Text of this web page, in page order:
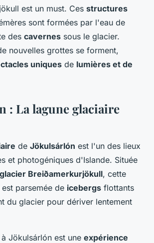
est un must. Ces structures
sont formées par l'eau de
des cavernes sous le glacier.
nouvelles grottes se forment,
uniques de lumières et de
: La lagune glaciaire
de Jökulsárlón est l'un des lieux
et photogéniques d'Islande. Située
glacier Breiðamerkurjökull, cette
est parsemée de icebergs flottants
du glacier pour dériver lentement
à Jökulsárlón est une expérience